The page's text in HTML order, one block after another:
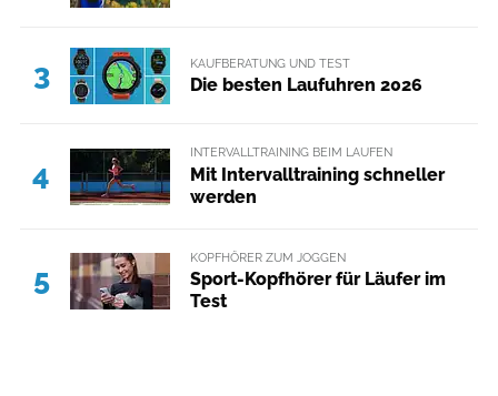
3 KAUFBERATUNG UND TEST
Die besten Laufuhren 2026
4
INTERVALLTRAINING BEIM LAUFEN
Mit Intervalltraining schneller
werden
5
KOPFHÖRER ZUM JOGGEN
Sport-Kopfhörer für Läufer im
Test